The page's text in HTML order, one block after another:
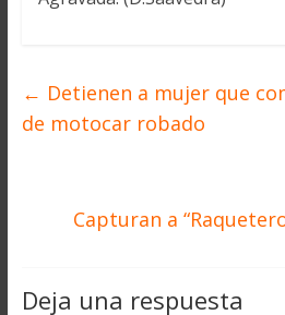
← Detienen a mujer que
de motocar robado
Capturan a
Deja una respuesta